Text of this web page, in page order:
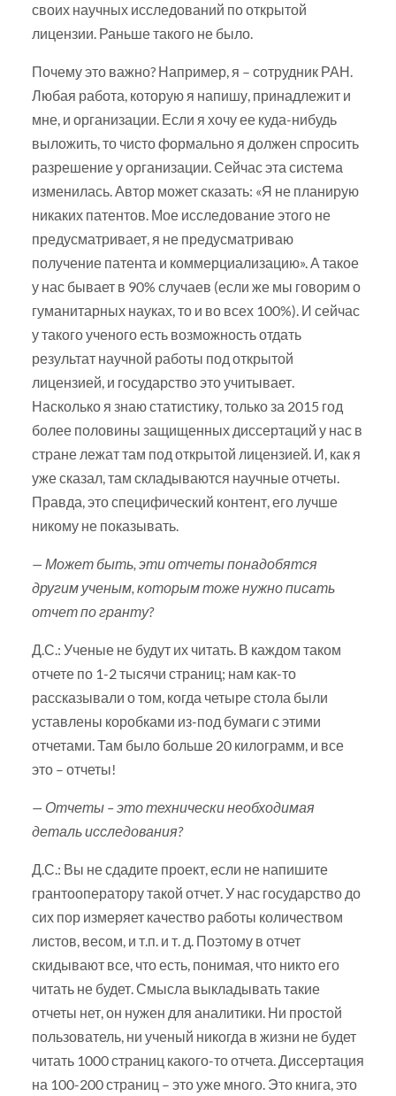
своих научных исследований по открытой
лицензии. Раньше такого не было.
Почему это важно? Например, я – сотрудник РАН.
Любая работа, которую я напишу, принадлежит и
мне, и организации. Если я хочу ее куда-нибудь
выложить, то чисто формально я должен спросить
разрешение у организации. Сейчас эта система
изменилась. Автор может сказать: «Я не планирую
никаких патентов. Мое исследование этого не
предусматривает, я не предусматриваю
получение патента и коммерциализацию». А такое
у нас бывает в 90% случаев (если же мы говорим о
гуманитарных науках, то и во всех 100%). И сейчас
у такого ученого есть возможность отдать
результат научной работы под открытой
лицензией, и государство это учитывает.
Насколько я знаю статистику, только за 2015 год
более половины защищенных диссертаций у нас в
стране лежат там под открытой лицензией. И, как я
уже сказал, там складываются научные отчеты.
Правда, это специфический контент, его лучше
никому не показывать.
— Может быть, эти отчеты понадобятся
другим ученым, которым тоже нужно писать
отчет по гранту?
Д.С.: Ученые не будут их читать. В каждом таком
отчете по 1-2 тысячи страниц; нам как-то
рассказывали о том, когда четыре стола были
уставлены коробками из-под бумаги с этими
отчетами. Там было больше 20 килограмм, и все
это – отчеты!
— Отчеты – это технически необходимая
деталь исследования?
Д.С.: Вы не сдадите проект, если не напишите
грантооператору такой отчет. У нас государство до
сих пор измеряет качество работы количеством
листов, весом, и т.п. и т. д. Поэтому в отчет
скидывают все, что есть, понимая, что никто его
читать не будет. Смысла выкладывать такие
отчеты нет, он нужен для аналитики. Ни простой
пользователь, ни ученый никогда в жизни не будет
читать 1000 страниц какого-то отчета. Диссертация
на 100-200 страниц – это уже много. Это книга, это